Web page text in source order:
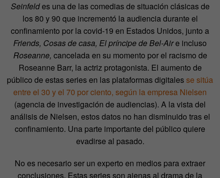
Seinfeldes una de las comedias de situación clásicas de
los 80 y 90 que incrementó la audiencia durante el
confinamiento por la covid-19 en Estados Unidos, junto a
Friends, Cosas de casa, El príncipe de Bel-Aire incluso
Roseanne, cancelada en su momento por el racismo de
Roseanne Barr, la actriz protagonista. El aumento de
público de estas series en las plataformas digitalesse sitúa
entre el 30 y el 70 por ciento, según la empresa Nielsen
(agencia de investigación de audiencias). A la vista del
análisis de Nielsen, estos datos no han disminuido tras el
confinamiento. Una parte importante del público quiere
evadirse al pasado.
No es necesario ser un experto en medios para extraer
conclusiones. Estas series son ajenas al drama de la